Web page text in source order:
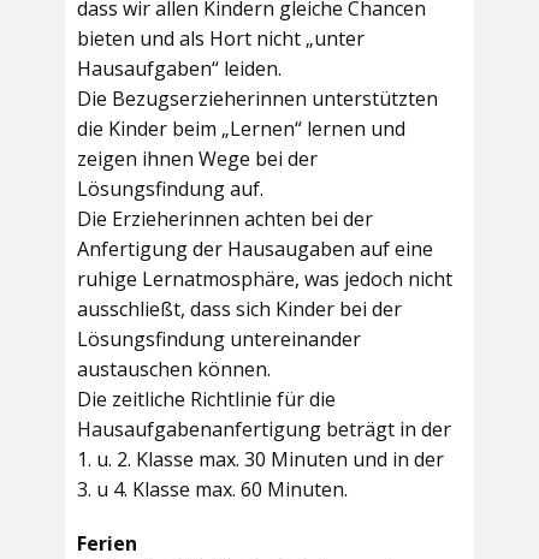
dass wir allen Kindern gleiche Chancen
bieten und als Hort nicht „unter
Hausaufgaben“ leiden.
Die Bezugserzieherinnen unterstützten
die Kinder beim „Lernen“ lernen und
zeigen ihnen Wege bei der
Lösungsfindung auf.
Die Erzieherinnen achten bei der
Anfertigung der Hausaugaben auf eine
ruhige Lernatmosphäre, was jedoch nicht
ausschließt, dass sich Kinder bei der
Lösungsfindung untereinander
austauschen können.
Die zeitliche Richtlinie für die
Hausaufgabenanfertigung beträgt in der
1. u. 2. Klasse max. 30 Minuten und in der
3. u 4. Klasse max. 60 Minuten.
Ferien